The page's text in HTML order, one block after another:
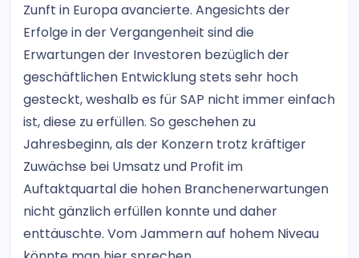
Zunft in Europa avancierte. Angesichts der
Erfolge in der Vergangenheit sind die
Erwartungen der Investoren bezüglich der
geschäftlichen Entwicklung stets sehr hoch
gesteckt, weshalb es für SAP nicht immer einfach
ist, diese zu erfüllen. So geschehen zu
Jahresbeginn, als der Konzern trotz kräftiger
Zuwächse bei Umsatz und Profit im
Auftaktquartal die hohen Branchenerwartungen
nicht gänzlich erfüllen konnte und daher
enttäuschte. Vom Jammern auf hohem Niveau